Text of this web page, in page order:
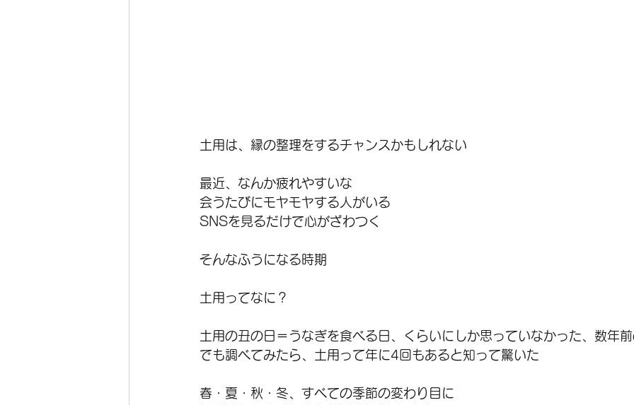
土用は、縁の整理をするチャンスかもしれない
最近、なんか疲れやすいな
会うたびにモヤモヤする人がいる
SNSを見るだけで心がざわつく
そんなふうになる時期
土用ってなに？
土用の丑の日＝うなぎを食べる日、くらいにしか思っていなかった、数年
でも調べてみたら、土用って年に4回もあると知って驚いた
春・夏・秋・冬、すべての季節の変わり目に